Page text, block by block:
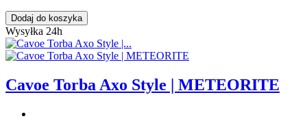
Dodaj do koszyka
Wysyłka 24h
Cavoe Torba Axo Style | METEORITE